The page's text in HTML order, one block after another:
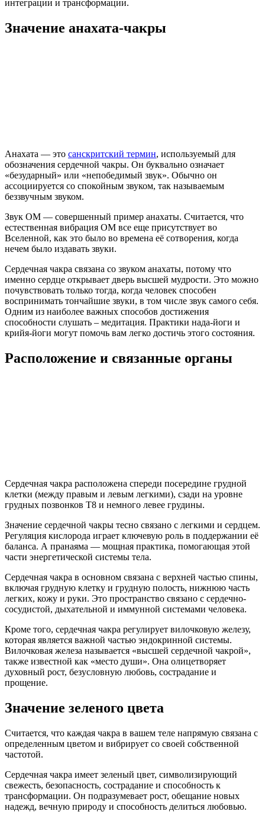
интеграции и трансформации.
Значение анахата-чакры
Анахата — это санскритский термин, используемый для
обозначения сердечной чакры. Он буквально означает
«безударный» или «непобедимый звук». Обычно он
ассоциируется со спокойным звуком, так называемым
беззвучным звуком.
Звук ОМ — совершенный пример анахаты. Считается, что
естественная вибрация ОМ все еще присутствует во
Вселенной, как это было во времена её сотворения, когда
нечем было издавать звуки.
Сердечная чакра связана со звуком анахаты, потому что
именно сердце открывает дверь высшей мудрости. Это можно
почувствовать только тогда, когда человек способен
воспринимать тончайшие звуки, в том числе звук самого себя.
Одним из наиболее важных способов достижения
способности слушать – медитация. Практики нада-йоги и
крийя-йоги могут помочь вам легко достичь этого состояния.
Расположение и связанные органы
Сердечная чакра расположена спереди посередине грудной
клетки (между правым и левым легкими), сзади на уровне
грудных позвонков Т8 и немного левее грудины.
Значение сердечной чакры тесно связано с легкими и сердцем.
Регуляция кислорода играет ключевую роль в поддержании её
баланса. А пранаяма — мощная практика, помогающая этой
части энергетической системы тела.
Сердечная чакра в основном связана с верхней частью спины,
включая грудную клетку и грудную полость, нижнюю часть
легких, кожу и руки. Это пространство связано с сердечно-
сосудистой, дыхательной и иммунной системами человека.
Кроме того, сердечная чакра регулирует вилочковую железу,
которая является важной частью эндокринной системы.
Вилочковая железа называется «высшей сердечной чакрой»,
также известной как «место души». Она олицетворяет
духовный рост, безусловную любовь, сострадание и
прощение.
Значение зеленого цвета
Считается, что каждая чакра в вашем теле напрямую связана с
определенным цветом и вибрирует со своей собственной
частотой.
Сердечная чакра имеет зеленый цвет, символизирующий
свежесть, безопасность, сострадание и способность к
трансформации. Он подразумевает рост, обещание новых
надежд, вечную природу и способность делиться любовью.